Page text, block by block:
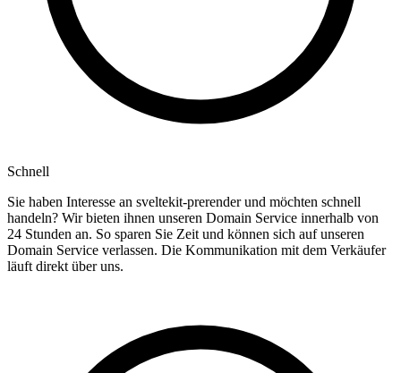
Schnell
Sie haben Interesse an sveltekit-prerender und möchten schnell
handeln? Wir bieten ihnen unseren Domain Service innerhalb von
24 Stunden an. So sparen Sie Zeit und können sich auf unseren
Domain Service verlassen. Die Kommunikation mit dem Verkäufer
läuft direkt über uns.